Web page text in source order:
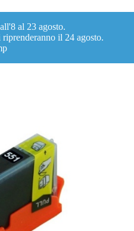
al 23 agosto.
il 24 agosto.